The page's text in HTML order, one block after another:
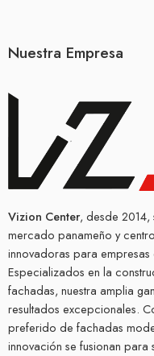
Nuestra Empresa
Vizion Center, desde
mercado panameño y
innovadoras para empresas
Especializados en la
fachadas, nuestra amplia
resultados excepcionales.
preferido de fachadas
innovación se fusionan para